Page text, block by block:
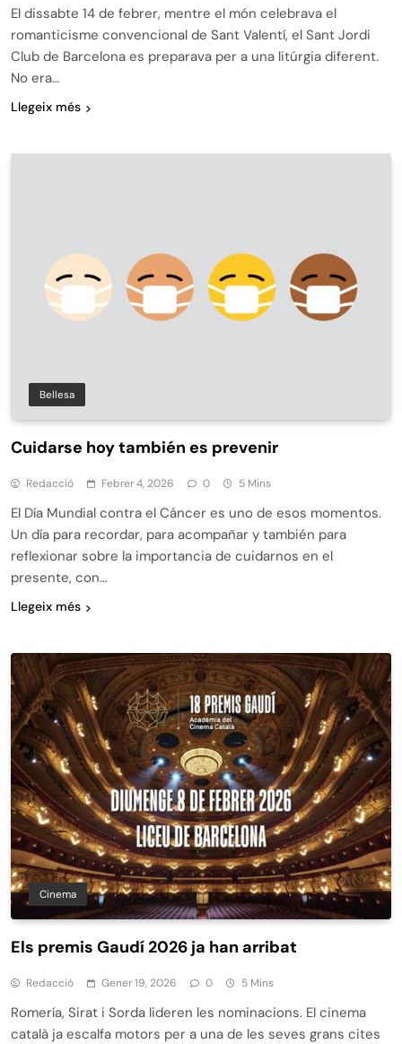
El dissabte 14 de febrer, mentre el món celebrava el
romanticisme convencional de Sant Valentí, el Sant Jordi
Club de Barcelona es preparava per a una litúrgia diferent.
No era…
Llegeix més
Bellesa
Cuidarse hoy también es prevenir
Redacció Febrer 4, 2026 0 5 Mins
El Día Mundial contra el Cáncer es uno de esos momentos.
Un día para recordar, para acompañar y también para
reflexionar sobre la importancia de cuidarnos en el
presente, con…
Llegeix més
Cinema
Els premis Gaudí 2026 ja han arribat
Redacció Gener 19, 2026 0 5 Mins
Romería, Sirat i Sorda lideren les nominacions. El cinema
català ja escalfa motors per a una de les seves grans cites